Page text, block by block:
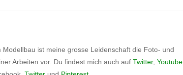
ist meine grosse Leidenschaft die Foto- und
Arbeiten vor. Du findest mich auch auf Twitter, Youtube